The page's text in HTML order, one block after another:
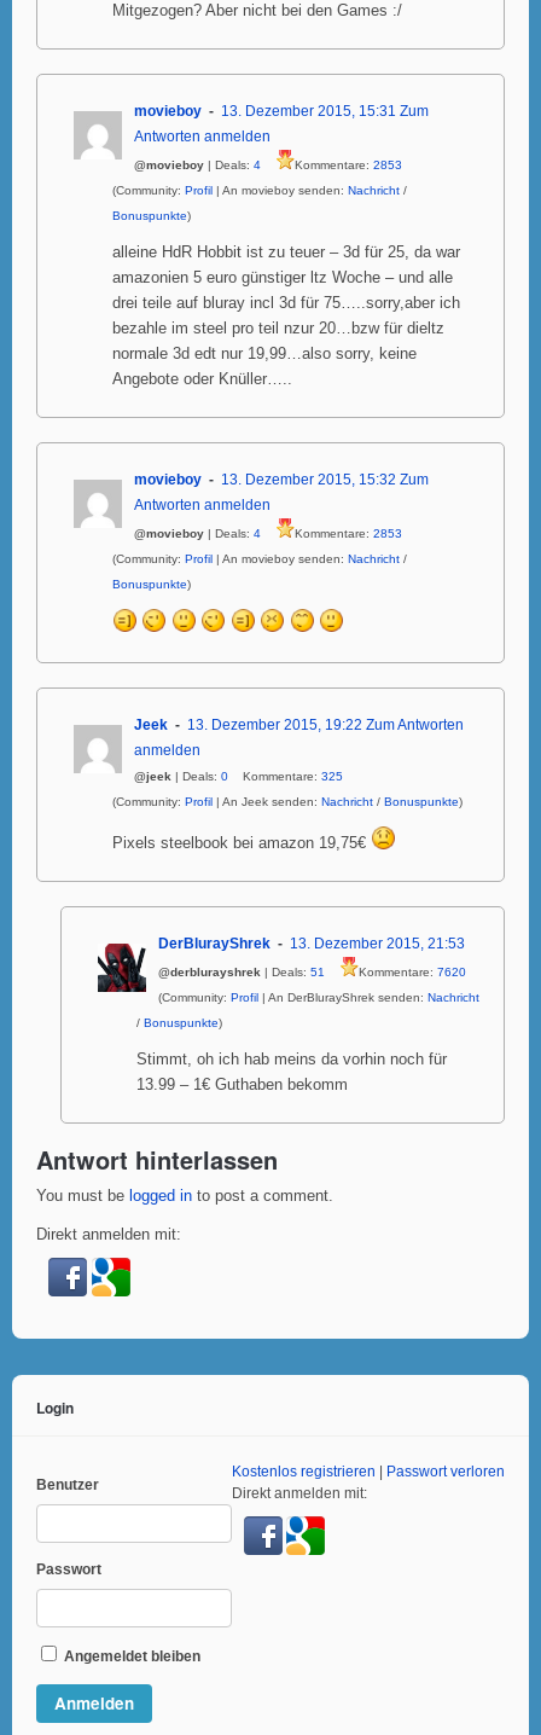
Mitgezogen? Aber nicht bei den Games :/
movieboy 13. Dezember 2015, 15:31 Zum
Antworten anmelden
@movieboy | Deals: 4 Kommentare: 2853
(Community: Profil | An movieboy senden: Nachricht /
Bonuspunkte)
alleine HdR Hobbit ist zu teuer – 3d für 25, da war
amazonien 5 euro günstiger ltz Woche – und alle
drei teile auf bluray incl 3d für 75…..sorry,aber ich
bezahle im steel pro teil nzur 20…bzw für dieltz
normale 3d edt nur 19,99…also sorry, keine
Angebote oder Knüller…..
movieboy 13. Dezember 2015, 15:32 Zum
Antworten anmelden
@movieboy | Deals: 4 Kommentare: 2853
(Community: Profil | An movieboy senden: Nachricht /
Bonuspunkte)
Jeek 13. Dezember 2015, 19:22 Zum Antworten
anmelden
@jeek | Deals: 0 Kommentare: 325
(Community: Profil | An Jeek senden: Nachricht / Bonuspunkte)
Pixels steelbook bei amazon 19,75€
DerBlurayShrek 13. Dezember 2015, 21:53
@derblurayshrek | Deals: 51 Kommentare: 7620
(Community: Profil | An DerBlurayShrek senden: Nachricht
/ Bonuspunkte)
Stimmt, oh ich hab meins da vorhin noch für
13.99 – 1€ Guthaben bekomm
Antwort hinterlassen
You must be logged in to post a comment.
Direkt anmelden mit:
Login
Benutzer
Passwort
Angemeldet bleiben
Kostenlos registrieren | Passwort verloren
Direkt anmelden mit: